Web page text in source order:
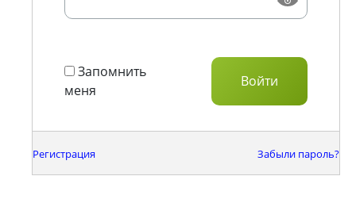
Запомнить
меня
Регистрация Забыли пароль?